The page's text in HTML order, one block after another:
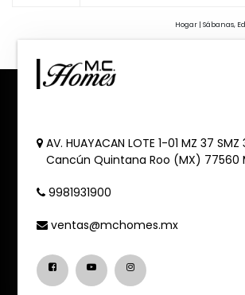
Hogar | Sábanas,
AV. HUAYACAN LOTE 1-01 MZ 37 SMZ
Cancún Quintana Roo (MX) 77560
9981931900
ventas@mchomes.mx